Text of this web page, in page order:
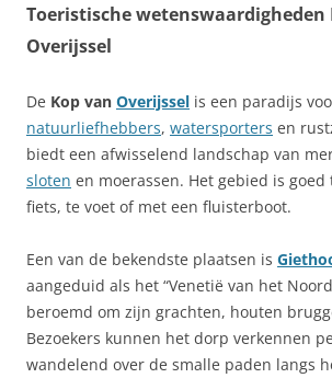
Toeristische wetenswaardigheden
Overijssel
De Kop van Overijssel is een paradijs
natuurliefhebbers, watersporters en
biedt een afwisselend landschap van
sloten en moerassen. Het gebied is
fiets, te voet of met een fluisterboot.
Een van de bekendste plaatsen is
aangeduid als het “Venetië van het
beroemd om zijn grachten, houten
Bezoekers kunnen het dorp verkennen
wandelend over de smalle paden langs